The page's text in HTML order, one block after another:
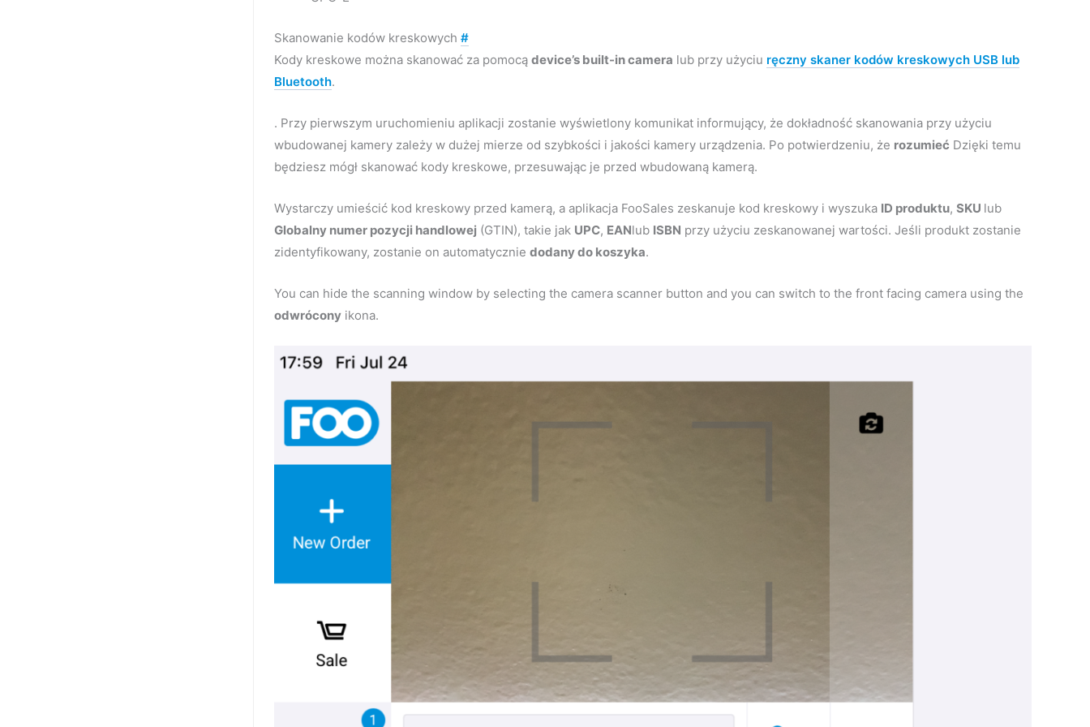
Skanowanie kodów kreskowych #
Kody kreskowe można skanować za pomocą device’s built-in camera lub przy użyciu ręczny skaner kodów kreskowych USB lub
Bluetooth.
. Przy pierwszym uruchomieniu aplikacji zostanie wyświetlony komunikat informujący, że dokładność skanowania przy użyciu
wbudowanej kamery zależy w dużej mierze od szybkości i jakości kamery urządzenia. Po potwierdzeniu, że rozumieć Dzięki temu
będziesz mógł skanować kody kreskowe, przesuwając je przed wbudowaną kamerą.
Wystarczy umieścić kod kreskowy przed kamerą, a aplikacja FooSales zeskanuje kod kreskowy i wyszuka ID produktu, SKU lub
Globalny numer pozycji handlowej (GTIN), takie jak UPC, EANlub ISBN przy użyciu zeskanowanej wartości. Jeśli produkt zostanie
zidentyfikowany, zostanie on automatycznie dodany do koszyka.
You can hide the scanning window by selecting the camera scanner button and you can switch to the front facing camera using the
odwrócony ikona.